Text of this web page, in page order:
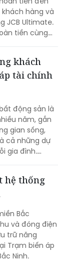
hàng và
JCB Ultimate.
tiền cùng
khách
tài chính
động sản là
năm, gắn
gian sống,
cả những dự
gia đình.
đồng hành
suốt hành
hệ thống
Bắc
và đóng điện
trữ năng
Trạm biến áp
Ninh.